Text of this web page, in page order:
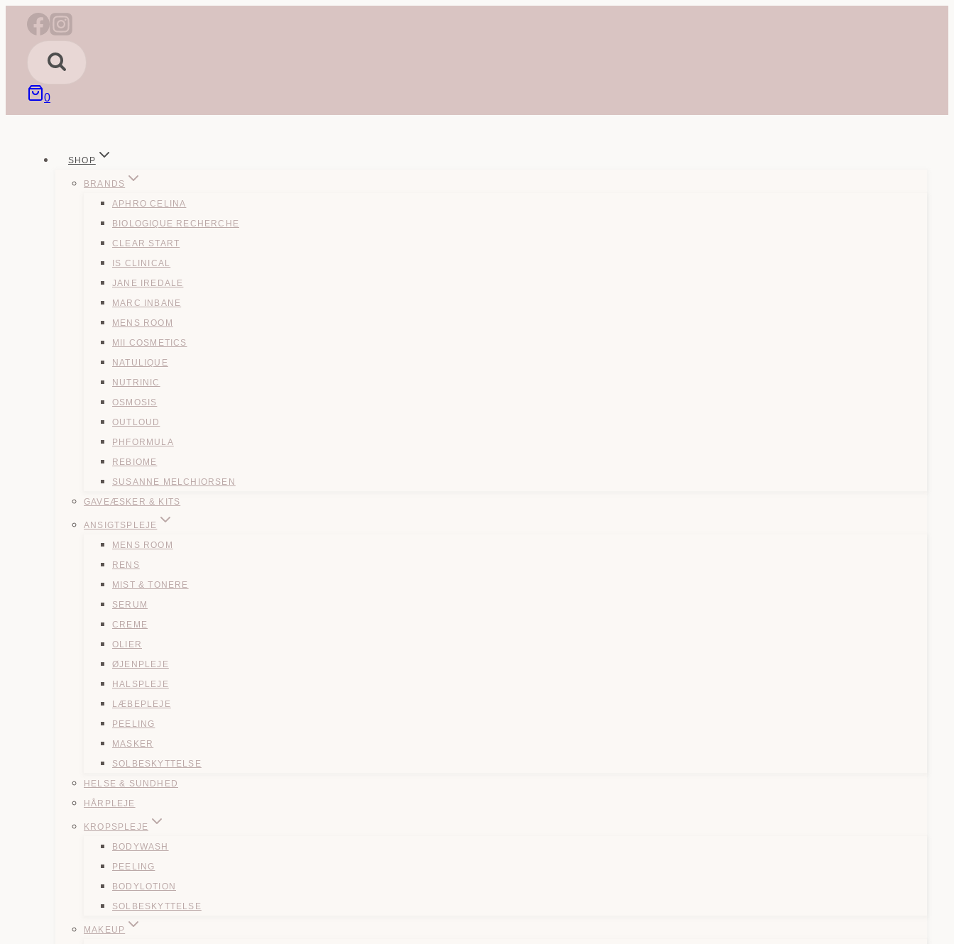
Fortsæt
0
SHOP
BRANDS
APHRO CELINA
BIOLOGIQUE RECHERCHE
CLEAR START
IS CLINICAL
JANE IREDALE
MARC INBANE
MENS ROOM
MII COSMETICS
NATULIQUE
NUTRINIC
OSMOSIS
OUTLOUD
PHFORMULA
REBIOME
SUSANNE MELCHIORSEN
GAVEÆSKER & KITS
ANSIGTSPLEJE
MENS ROOM
RENS
MIST & TONERE
SERUM
CREME
OLIER
ØJENPLEJE
HALSPLEJE
LÆBEPLEJE
PEELING
MASKER
SOLBESKYTTELSE
HELSE & SUNDHED
HÅRPLEJE
KROPSPLEJE
BODYWASH
PEELING
BODYLOTION
SOLBESKYTTELSE
MAKEUP